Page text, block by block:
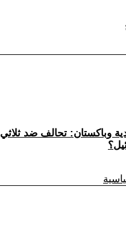
وباكستان: تحالف ضد ثلاثي